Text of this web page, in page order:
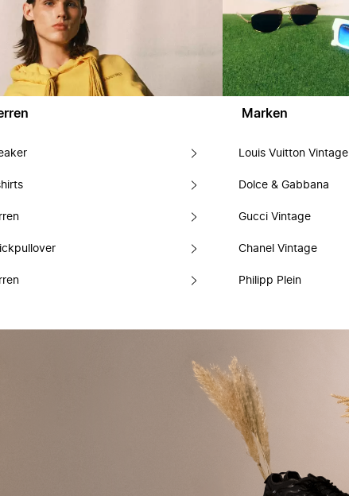
Marken
Louis Vuitton Vintage
Dolce & Gabbana
Gucci Vintage
Chanel Vintage
Philipp Plein